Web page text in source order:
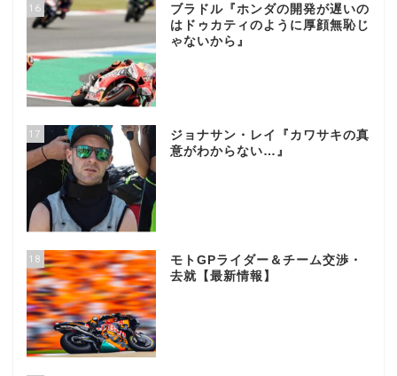
16
ブラドル『ホンダの開発が遅いの
はドゥカティのように厚顔無恥じ
ゃないから』
17
ジョナサン・レイ『カワサキの真
意がわからない…』
18
モトGPライダー＆チーム交渉・
去就【最新情報】